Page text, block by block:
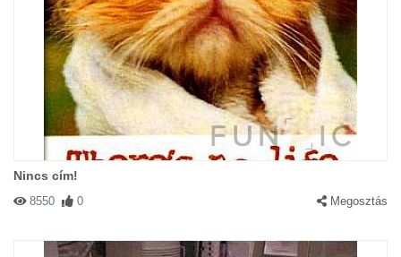
Nincs cím!
8550 0 Megosztás